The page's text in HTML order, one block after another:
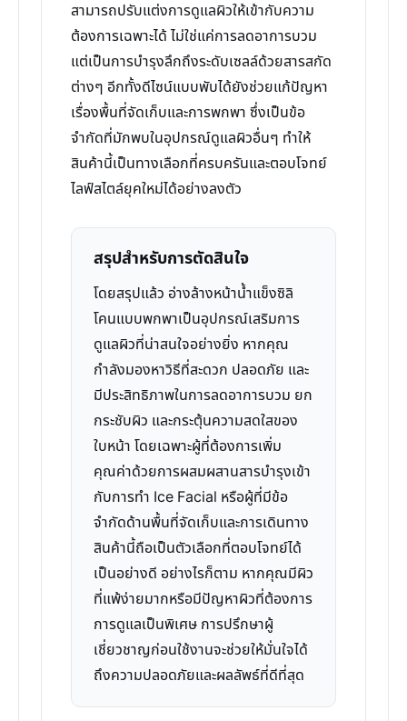
สามารถปรับแต่งการดูแลผิวให้เข้ากับความ
ต้องการเฉพาะได้ ไม่ใช่แค่การลดอาการบวม
แต่เป็นการบำรุงลึกถึงระดับเซลล์ด้วยสารสกัด
ต่างๆ อีกทั้งดีไซน์แบบพับได้ยังช่วยแก้ปัญหา
เรื่องพื้นที่จัดเก็บและการพกพา ซึ่งเป็นข้อ
จำกัดที่มักพบในอุปกรณ์ดูแลผิวอื่นๆ ทำให้
สินค้านี้เป็นทางเลือกที่ครบครันและตอบโจทย์
ไลฟ์สไตล์ยุคใหม่ได้อย่างลงตัว
สรุปสำหรับการตัดสินใจ
โดยสรุปแล้ว อ่างล้างหน้าน้ำแข็งซิลิ
โคนแบบพกพาเป็นอุปกรณ์เสริมการ
ดูแลผิวที่น่าสนใจอย่างยิ่ง หากคุณ
กำลังมองหาวิธีที่สะดวก ปลอดภัย และ
มีประสิทธิภาพในการลดอาการบวม ยก
กระชับผิว และกระตุ้นความสดใสของ
ใบหน้า โดยเฉพาะผู้ที่ต้องการเพิ่ม
คุณค่าด้วยการผสมผสานสารบำรุงเข้า
กับการทำ Ice Facial หรือผู้ที่มีข้อ
จำกัดด้านพื้นที่จัดเก็บและการเดินทาง
สินค้านี้ถือเป็นตัวเลือกที่ตอบโจทย์ได้
เป็นอย่างดี อย่างไรก็ตาม หากคุณมีผิว
ที่แพ้ง่ายมากหรือมีปัญหาผิวที่ต้องการ
การดูแลเป็นพิเศษ การปรึกษาผู้
เชี่ยวชาญก่อนใช้งานจะช่วยให้มั่นใจได้
ถึงความปลอดภัยและผลลัพธ์ที่ดีที่สุด